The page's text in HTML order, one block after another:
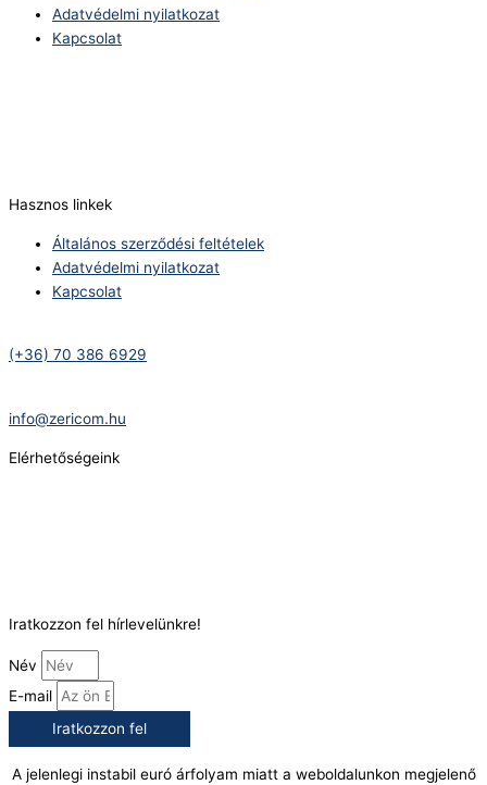
Adatvédelmi nyilatkozat
Kapcsolat
Hasznos linkek
Általános szerződési feltételek
Adatvédelmi nyilatkozat
Kapcsolat
(+36) 70 386 6929
info@zericom.hu
Elérhetőségeink
Iratkozzon fel hírlevelünkre!
Név
E-mail
Iratkozzon fel
A jelenlegi instabil euró árfolyam miatt a weboldalunkon megjelenő